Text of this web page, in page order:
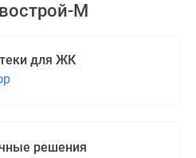
М
для ЖК
решения